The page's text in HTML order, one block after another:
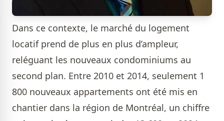
Dans ce contexte, le marché du logement
locatif prend de plus en plus d’ampleur,
reléguant les nouveaux condominiums au
second plan. Entre 2010 et 2014, seulement 1
800 nouveaux appartements ont été mis en
chantier dans la région de Montréal, un chiffre